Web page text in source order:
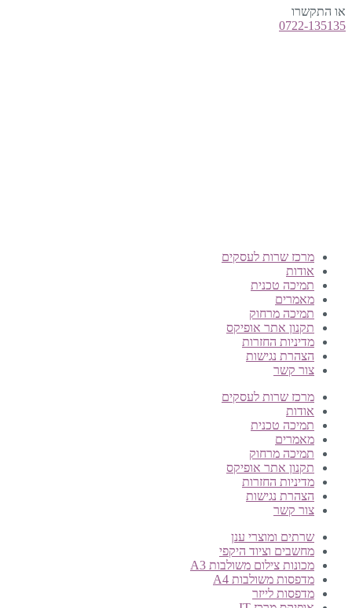
או התקשרו
0722-135135
מרכז שרות לעסקים
אודות
תמיכה טכנית
מאמרים
תמיכה מרחוק
תקנון אתר אופיקס
מדיניות החזרות
הצהרת נגישות
צור קשר
מרכז שרות לעסקים
אודות
תמיכה טכנית
מאמרים
תמיכה מרחוק
תקנון אתר אופיקס
מדיניות החזרות
הצהרת נגישות
צור קשר
שרתים ומוצרי ענן
מחשבים וציוד היקפי
מכונות צילום משולבות A3
מדפסות משולבות A4
מדפסות לייזר